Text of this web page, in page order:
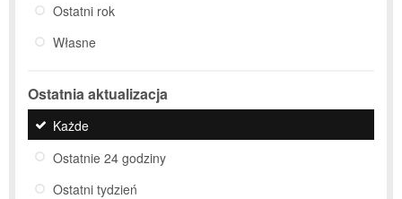
Ostatni rok
Własne
Ostatnia aktualizacja
Każde
Ostatnie 24 godziny
Ostatni tydzień